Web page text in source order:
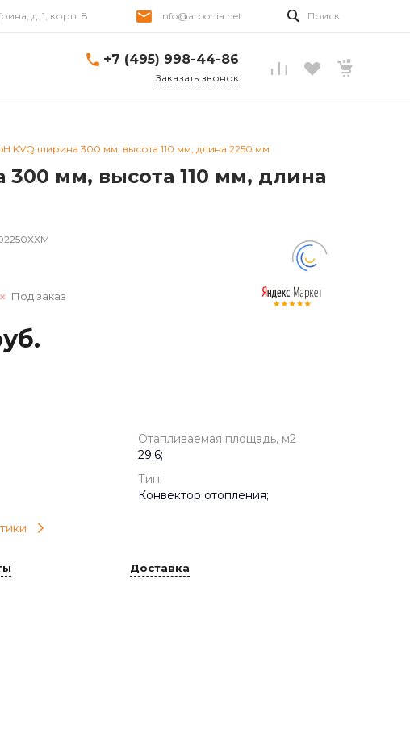
д. 1, корп. 8 info@arbonia.net Поиск
+7 (495) 998-44-86
Заказать звонок
KVQ ширина 300 мм, высота 110 мм, длина 2250 мм
мм, высота 110 мм, длина
Под заказ
Отапливаемая площадь, м2
29.6;
Тип
Конвектор отопления;
Доставка